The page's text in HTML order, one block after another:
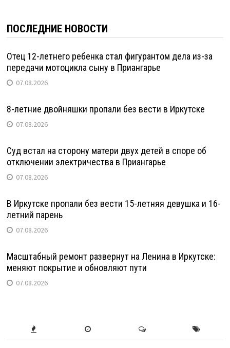
ПОСЛЕДНИЕ НОВОСТИ
Отец 12-летнего ребенка стал фигурантом дела из-за
передачи мотоцикла сыну в Приангарье
07.08.2026
8-летние двойняшки пропали без вести в Иркутске
07.08.2026
Суд встал на сторону матери двух детей в споре об
отключении электричества в Приангарье
07.08.2026
В Иркутске пропали без вести 15-летняя девушка и 16-
летний парень
07.08.2026
Масштабный ремонт развернут на Ленина в Иркутске:
меняют покрытие и обновляют пути
07.08.2026